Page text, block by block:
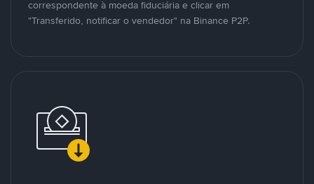
correspondente à moeda fiduciária e clicar em
"Transferido, notificar o vendedor" na Binance P2P.